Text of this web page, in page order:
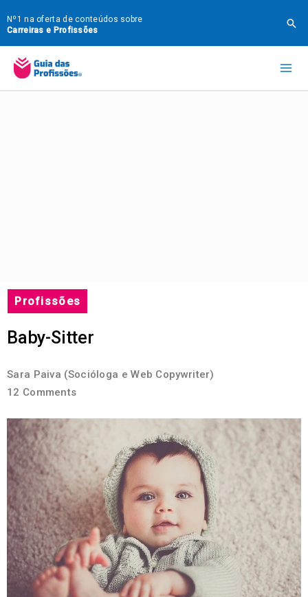
para
o
conteúdo
Nº1 na oferta de conteúdos sobre
Carreiras e Profissões
Profissões
Baby-Sitter
Sara Paiva (Socióloga e Web Copywriter)
12 Comments